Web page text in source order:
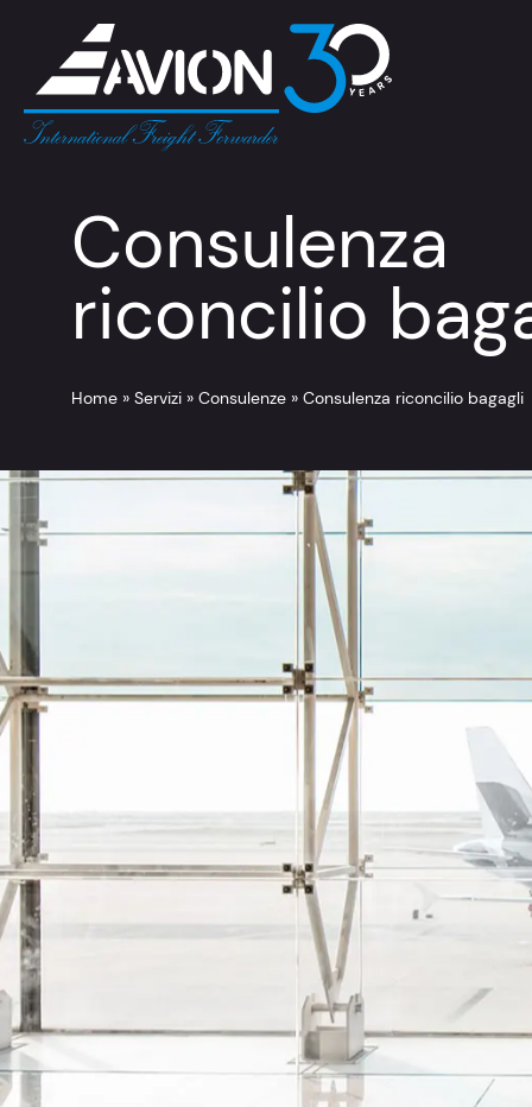
Consulenza
riconcilio
Home » Servizi » Consulenze » Consulenza riconcilio bagagli